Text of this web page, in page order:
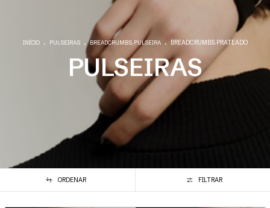
INÍCIO . PULSEIRAS . BREADCRUMBS.PULSEIRA . BREADCRUMBS.PRATEADO
PULSEIRAS
ORDENAR FILTRAR